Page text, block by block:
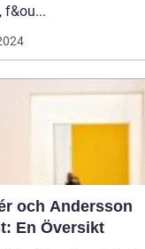
f&ou...
och Andersson
En Översikt